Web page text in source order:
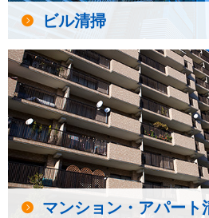
ビル清掃
マンション・アパート